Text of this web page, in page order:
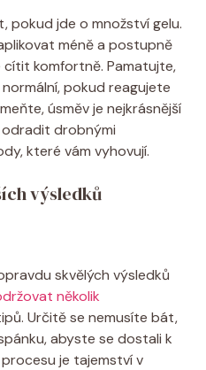
pokud jde o množství gelu.
méně a postupně
komfortně. Pamatujte,
pokud reagujete
úsměv je nejkrásnější
drobnými
které vám vyhovují.
výsledků
skvělých výsledků
několik
Určitě se nemusíte bát,
abyste se dostali k
je tajemství v